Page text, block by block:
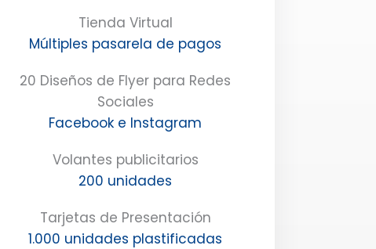
Tienda Virtual
Múltiples pasarela de pagos
20 Diseños de Flyer para Redes
Sociales
Facebook e Instagram
Volantes publicitarios
200 unidades
Tarjetas de Presentación
1.000 unidades plastificadas